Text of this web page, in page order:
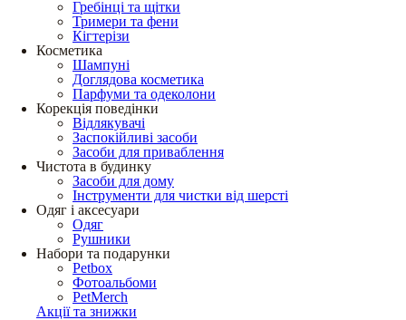
Гребінці та щітки
Тримери та фени
Кігтерізи
Косметика
Шампуні
Доглядова косметика
Парфуми та одеколони
Корекція поведінки
Відлякувачі
Заспокійливі засоби
Засоби для приваблення
Чистота в будинку
Засоби для дому
Інструменти для чистки від шерсті
Одяг і аксесуари
Одяг
Рушники
Набори та подарунки
Petbox
Фотоальбоми
PetMerch
Акції та знижки